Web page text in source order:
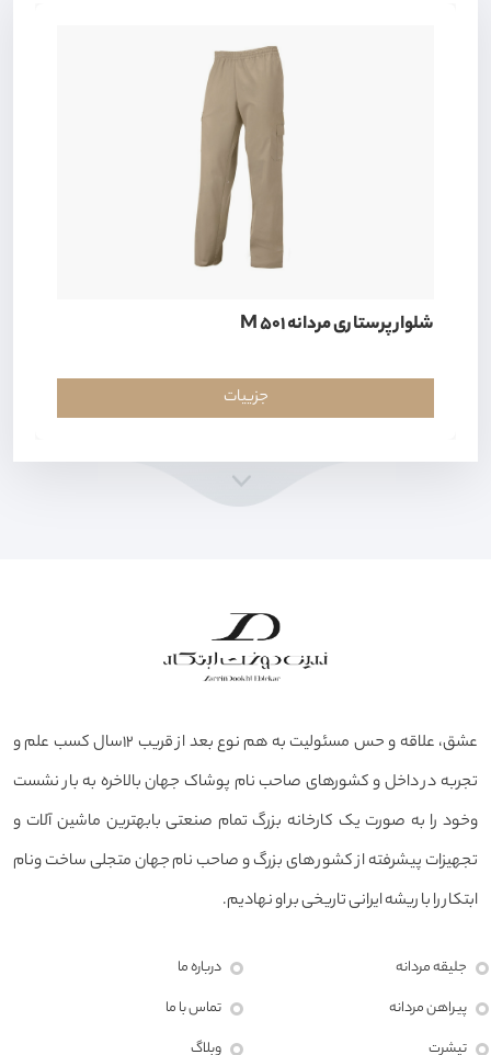
شلوار پرستاری مردانه M 501
جزییات
جلیقه مردانه
پیراهن مردانه
تیشرت
درباره ما
تماس با ما
وبلاگ
عشق، علاقه و حس مسئولیت به هم نوع بعد از قریب ۱۲سال کسب علم و
تجربه در داخل و کشورهای صاحب نام پوشاک جهان بالاخره به بار نشست
وخود را به صورت یک کارخانه بزرگ تمام صنعتی بابهترین ماشین آلات و
تجهیزات پیشرفته از کشور های بزرگ و صاحب نام جهان متجلی ساخت ونام
ابتکار را با ریشه ایرانی تاریخی بر او نهادیم.